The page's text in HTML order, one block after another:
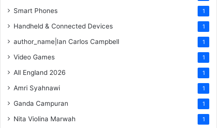
Smart Phones 1
Handheld & Connected Devices 1
author_name|Ian Carlos Campbell 1
Video Games 1
All England 2026 1
Amri Syahnawi 1
Ganda Campuran 1
Nita Violina Marwah 1